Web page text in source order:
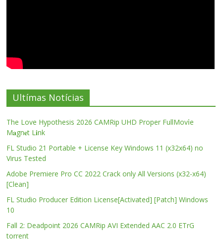
Ultímas Notícias
The Love Hypothesis 2026 CAMRip UHD Proper FullMov𝗂e
M𝐚gn𝐞t L𝐢nk
FL Studio 21 Portable + License Key Windows 11 (x32x64) no
Virus Tested
Adobe Premiere Pro CC 2022 Crack only All Versions (x32-x64)
[Clean]
FL Studio Producer Edition License[Activated] [Patch] Windows
10
Fall 2: Deadpoint 2026 CAMRip AVI Extended AAC 2.0 ETrG
torrent